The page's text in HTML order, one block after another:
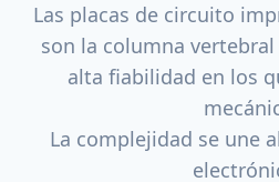
Las placas de circuito
son la columna
alta fiabilidad en los
La complejidad se une